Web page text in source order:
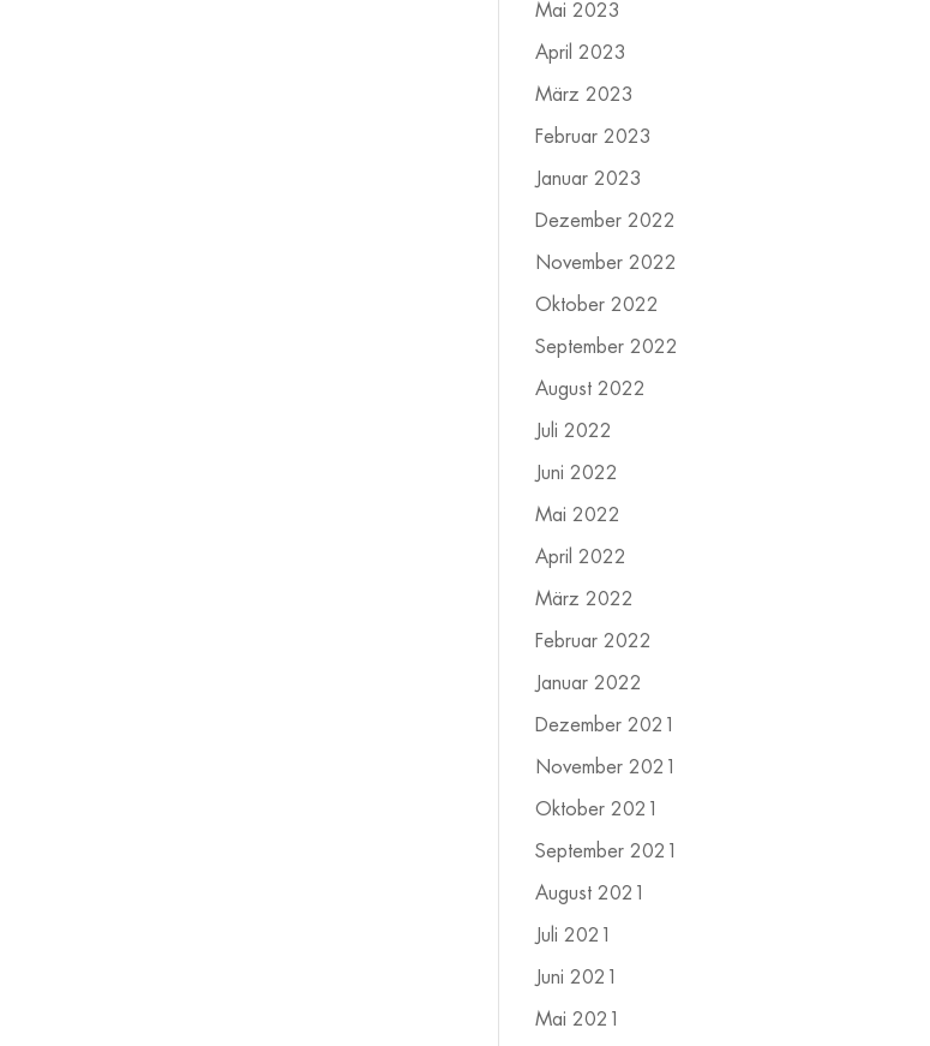
Mai 2023
April 2023
März 2023
Februar 2023
Januar 2023
Dezember 2022
November 2022
Oktober 2022
September 2022
August 2022
Juli 2022
Juni 2022
Mai 2022
April 2022
März 2022
Februar 2022
Januar 2022
Dezember 2021
November 2021
Oktober 2021
September 2021
August 2021
Juli 2021
Juni 2021
Mai 2021